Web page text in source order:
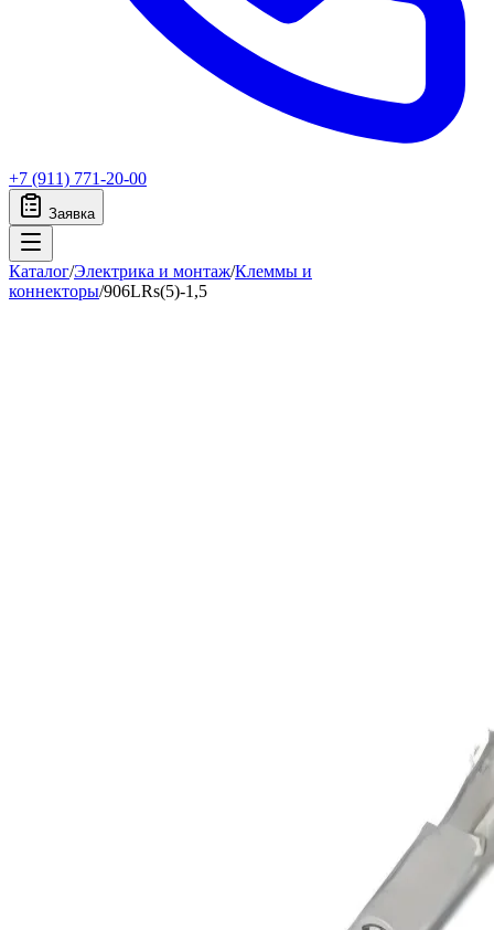
+7 (911) 771-20-00
Заявка
Каталог/Электрика и монтаж/Клеммы и
коннекторы/906LRs(5)-1,5